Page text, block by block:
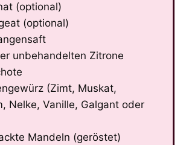
(optional)
(optional)
unbehandelten Zitrone
(Zimt, Muskat,
Nelke, Vanille, Galgant oder
Mandeln (geröstet)